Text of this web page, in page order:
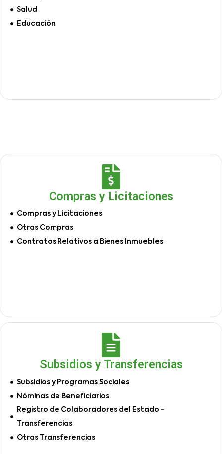
Salud
Educación
Compras y Licitaciones
Compras y Licitaciones
Otras Compras
Contratos Relativos a Bienes Inmuebles
Subsidios y Transferencias
Subsidios y Programas Sociales
Nóminas de Beneficiarios
Registro de Colaboradores del Estado -
Transferencias
Otras Transferencias